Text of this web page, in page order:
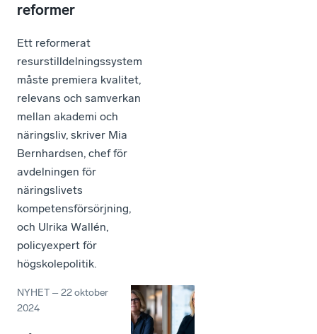
reformer
Ett reformerat
resurstilldelningssystem
måste premiera kvalitet,
relevans och samverkan
mellan akademi och
näringsliv, skriver Mia
Bernhardsen, chef för
avdelningen för
näringslivets
kompetensförsörjning,
och Ulrika Wallén,
policyexpert för
högskolepolitik.
NYHET –22 oktober
2024